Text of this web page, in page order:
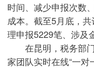
时间、减少申报次数
成本。截至5月底，
理申报5229笔、涉及
在昆明，税务部门
家团队实时在线“一对